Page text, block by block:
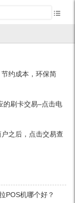
约成本，环保简
的刷卡交易–点击电
之后，点击交易查
POS机哪个好？